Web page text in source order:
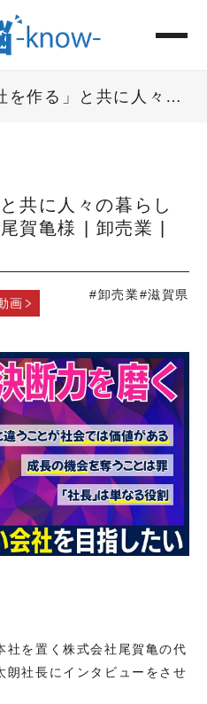
々の暮らしを支える | 株式会社尾賀亀様 | 卸売業 | 滋賀県
共に人々の暮らし
賀亀様 | 卸売業 |
画
#卸売業#滋賀県
社を置く株式会社尾賀亀の代
朗社長にインタビューをさせ